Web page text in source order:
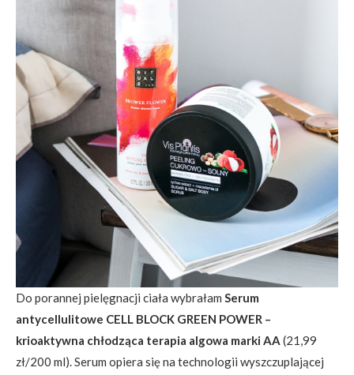
Do porannej pielęgnacji ciała wybrałam Serum
antycellulitowe CELL BLOCK GREEN POWER –
krioaktywna chłodząca terapia algowa marki AA (21,99
zł/200 ml). Serum opiera się na technologii wyszczuplającej